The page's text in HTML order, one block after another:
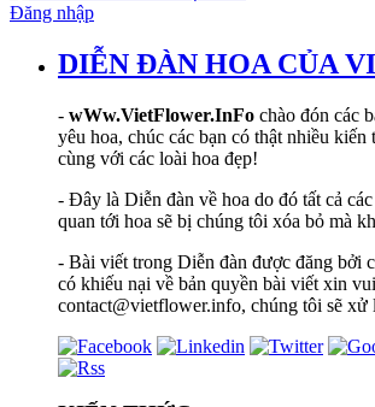
Đăng nhập
DIỄN ĐÀN HOA CỦA
- wWw.VietFlower.InFo chào đón các
yêu hoa, chúc các bạn có thật nhiều
cùng với các loài hoa đẹp!
- Đây là Diễn đàn về hoa do đó tất cả
quan tới hoa sẽ bị chúng tôi xóa bỏ mà
- Bài viết trong Diễn đàn được đăng bởi
có khiếu nại về bản quyền bài viết xin
contact@vietflower.info, chúng tôi sẽ xử